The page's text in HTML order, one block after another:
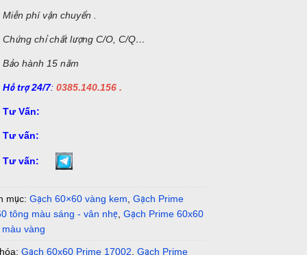
Miễn phí vận chuyển .
Chứng chỉ chất lượng C/O, C/Q…
Bảo hành 15 năm
Hỗ trợ 24/7: 0385.140.156 .
Tư Vấn:
Tư vấn:
Tư vấn:
mục: Gạch 60×60 vàng kem Gạch Prime
tông màu sáng - vân nhẹ Gạch Prime 60x60
vàng
Gạch 60x60 Prime 17002 Gạch Prime